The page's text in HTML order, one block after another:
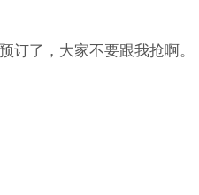
订了，大家不要跟我抢啊。